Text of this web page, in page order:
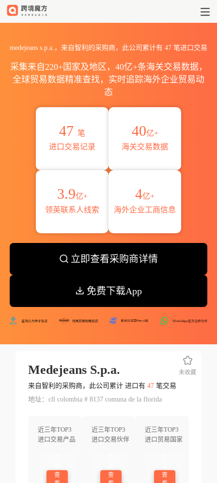
medejeans s.p.a.，来自智利的采购商，此公司累计有 47 笔进口交易
采集来自220+国家及地区，40亿+条海关交易数据，
全球贸易数据精准查找，实时追踪海外企业贸易动
态
47 笔
进口交易记录
40亿+
海关交易数据
3.9亿+
领英联系人线索
4亿+
海外企业工商信息
立即查看采购商详情
免费下载App
Medejeans S.p.a.
来自智利的采购商，此公司累计 进口有 47笔交易
地址：cll colombia # 8137 comuna de la florida
近三年TOP3
进口交易产品
查
近三年TOP3
进口交易伙伴
查
近三年TOP3
进口贸易国家
查
未收藏